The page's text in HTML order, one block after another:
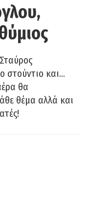
στούντιο και…
θα
θέμα αλλά και